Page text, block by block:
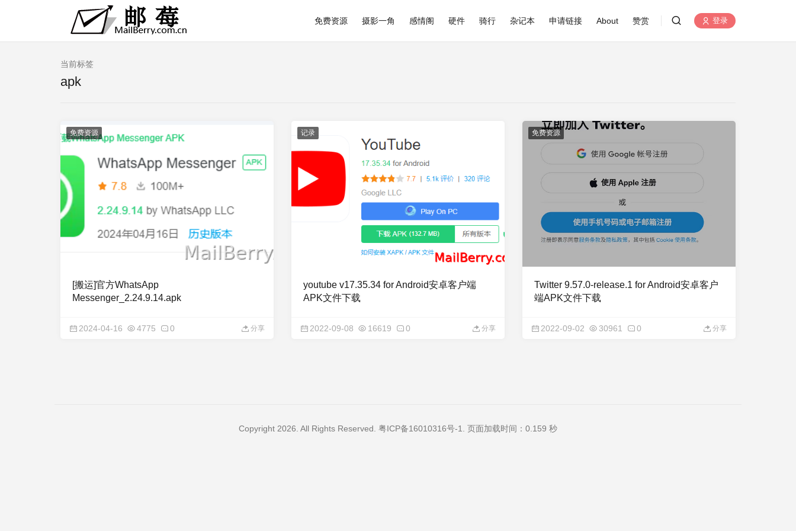
免费资源 摄影一角 感情阁 硬件 骑行 杂记本 申请链接 About 赞赏 登录
当前标签
apk
免费资源
[搬运]官方WhatsApp
Messenger_2.24.9.14.apk
2024-04-16 4775 0 分享
记录
youtube v17.35.34 for Android安卓客户端
APK文件下载
2022-09-08 16619 0 分享
免费资源
Twitter 9.57.0-release.1 for Android安卓客户
端APK文件下载
2022-09-02 30961 0 分享
Copyright 2026. All Rights Reserved. 粤ICP备16010316号-1 . 页面加载时间：0.159 秒